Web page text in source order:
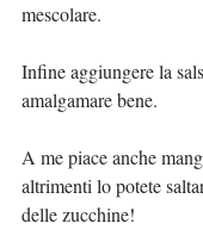
mescolare.
Infine aggiungere la
amalgamare bene.
A me piace anche
altrimenti lo potete
delle zucchine!